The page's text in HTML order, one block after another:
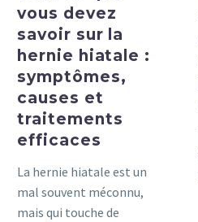
symptômes,
causes
et
traitements
efficaces
vous devez
savoir sur la
hernie hiatale :
symptômes,
causes et
traitements
efficaces
La hernie hiatale est un
mal souvent méconnu,
mais qui touche de